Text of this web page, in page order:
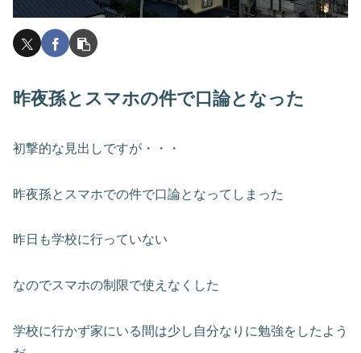
昨夜孫とスマホの件で口論となった
初撃的な見出しですが・・・
昨夜孫とスマホでの件で口論となってしまった
昨日も学校に行っていない
なのでスマホの制限で使えなくした
学校に行かず家にいる間は少し自分なりに勉強をしたよう